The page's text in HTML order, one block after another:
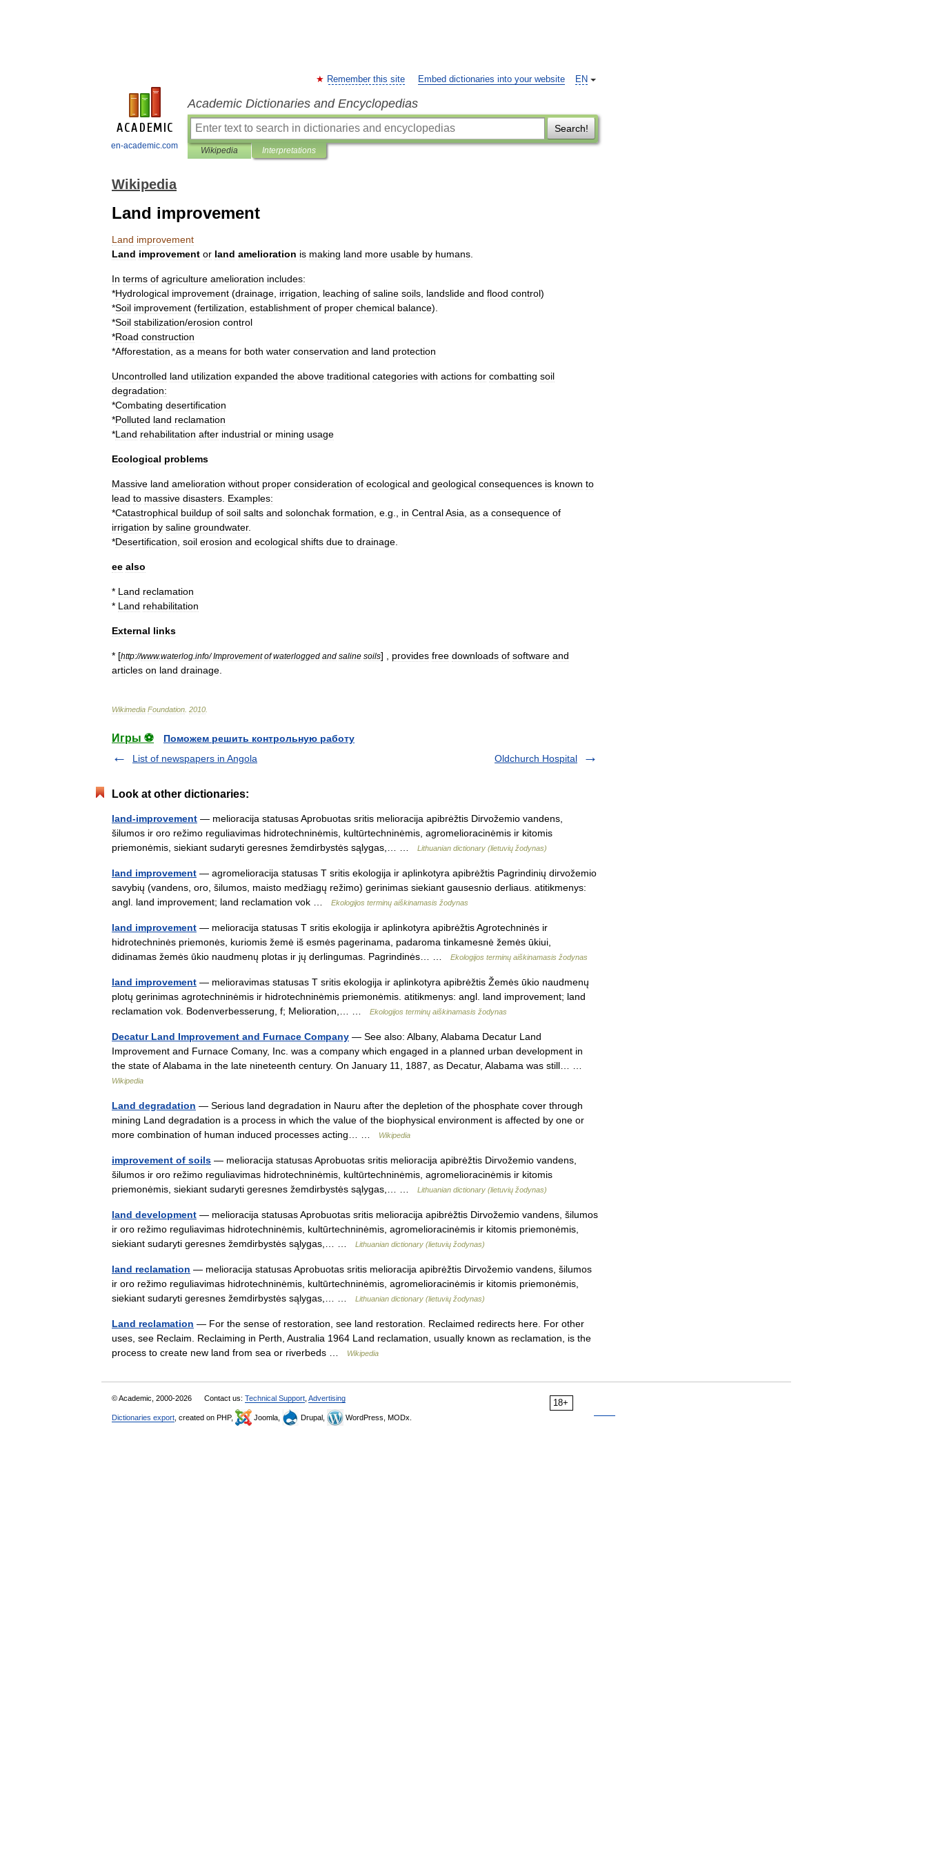
en-academic.com
EN
Remember this site Embed dictionaries into your website
Academic Dictionaries and Encyclopedias
Search!
Wikipedia Interpretations
Wikipedia
Land improvement
Land improvement
Land improvement or land amelioration is making land more usable by humans
In terms of agriculture amelioration includes:
*Hydrological improvement (drainage irrigation leaching of saline soils landslide and flood control)
*Soil improvement (fertilization establishment of proper chemical balance).
*Soil stabilization/erosion control
*Road construction
*Afforestation as a means for both water conservation and land protection
Uncontrolled land utilization expanded the above traditional categories with actions for combatting soil
degradation:
*Combating desertification
*Polluted land reclamation
*Land rehabilitation after industrial or mining usage
Ecological problems
Massive land amelioration without proper consideration of ecological and geological consequences is known to
lead to massive disasters Examples:
*Catastrophical buildup of soil salts and solonchak formation e g in CentralAsia as a consequence of
irrigation by saline groundwater.
*Desertification soil erosion and ecological shifts due to drainage
ee also
* Land reclamation
* Land rehabilitation
External links
* [http://www.waterlog info/Improvement of waterlogged and saline soils] , provides free downloads of software and
articles on land drainage
Wikimedia Foundation 2010
Игры ⚽
Поможем решить контрольную работу
List of newspapers in Angola
Oldchurch Hospital
Look at other dictionaries:
land-improvement — melioracija statusas Aprobuotas sritis melioracija apibrėžtis Dirvožemio vandens,
šilumos ir oro režimo reguliavimas hidrotechninėmis, kultūrtechninėmis, agromelioracinėmis ir kitomis
priemonėmis, siekiant sudaryti geresnes žemdirbystės sąlygas,… …
Lithuanian dictionary (lietuvių žodynas)
land improvement — agromelioracija statusas T sritis ekologija ir aplinkotyra apibrėžtis Pagrindinių dirvožemio
savybių (vandens, oro, šilumos, maisto medžiagų režimo) gerinimas siekiant gausesnio derliaus. atitikmenys:
angl. land improvement; land reclamation vok …
Ekologijos terminų aiškinamasis žodynas
land improvement — melioracija statusas T sritis ekologija ir aplinkotyra apibrėžtis Agrotechninės ir
hidrotechninės priemonės, kuriomis žemė iš esmės pagerinama, padaroma tinkamesnė žemės ūkiui,
didinamas žemės ūkio naudmenų plotas ir jų derlingumas. Pagrindinės… …
Ekologijos terminų aiškinamasis žodynas
land improvement — melioravimas statusas T sritis ekologija ir aplinkotyra apibrėžtis Žemės ūkio naudmenų
plotų gerinimas agrotechninėmis ir hidrotechninėmis priemonėmis. atitikmenys: angl. land improvement; land
reclamation vok. Bodenverbesserung, f; Melioration,… …
Ekologijos terminų aiškinamasis žodynas
Decatur Land Improvement and Furnace Company — See also: Albany, Alabama Decatur Land
Improvement and Furnace Comany, Inc. was a company which engaged in a planned urban development in
the state of Alabama in the late nineteenth century. On January 11, 1887, as Decatur, Alabama was still… …
Wikipedia
Land degradation — Serious land degradation in Nauru after the depletion of the phosphate cover through
mining Land degradation is a process in which the value of the biophysical environment is affected by one or
more combination of human induced processes acting… …
Wikipedia
improvement of soils — melioracija statusas Aprobuotas sritis melioracija apibrėžtis Dirvožemio vandens,
šilumos ir oro režimo reguliavimas hidrotechninėmis, kultūrtechninėmis, agromelioracinėmis ir kitomis
priemonėmis, siekiant sudaryti geresnes žemdirbystės sąlygas,… …
Lithuanian dictionary (lietuvių žodynas)
land development — melioracija statusas Aprobuotas sritis melioracija apibrėžtis Dirvožemio vandens, šilumos
ir oro režimo reguliavimas hidrotechninėmis, kultūrtechninėmis, agromelioracinėmis ir kitomis priemonėmis,
siekiant sudaryti geresnes žemdirbystės sąlygas,… …
Lithuanian dictionary (lietuvių žodynas)
land reclamation — melioracija statusas Aprobuotas sritis melioracija apibrėžtis Dirvožemio vandens, šilumos
ir oro režimo reguliavimas hidrotechninėmis, kultūrtechninėmis, agromelioracinėmis ir kitomis priemonėmis,
siekiant sudaryti geresnes žemdirbystės sąlygas,… …
Lithuanian dictionary (lietuvių žodynas)
Land reclamation — For the sense of restoration, see land restoration. Reclaimed redirects here. For other
uses, see Reclaim. Reclaiming in Perth, Australia 1964 Land reclamation, usually known as reclamation, is the
process to create new land from sea or riverbeds …
Wikipedia
18+
© Academic, 2000-2026 Contact us: Technical Support Advertising
Dictionaries export , created on PHP, Joomla, Drupal, WordPress, MODx.